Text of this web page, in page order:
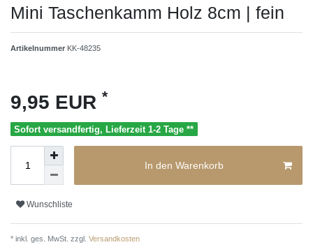
Mini Taschenkamm Holz 8cm | fein
Artikelnummer KK-48235
9,95 EUR *
Sofort versandfertig, Lieferzeit 1-2 Tage **
In den Warenkorb
Wunschliste
* inkl. ges. MwSt. zzgl. Versandkosten